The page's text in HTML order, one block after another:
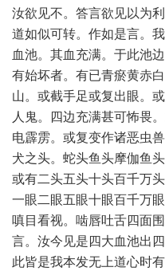
汝欲见不。答言欲见以为
道如似可转。作如是言。
血池。其血充满。于此池
有始坏者。有已青瘀黄赤
山。或截手足或复出眼。
人鬼。四边充满甚可怖畏
电霹雳。或复变作诸恶虫
犬之头。蛇头鱼头摩伽鱼
或有二头五头十头百千万
一眼二眼五眼十眼百千万
嗔目看视。啮唇吐舌四面
言。汝今见是四大血池出
此皆是我本发无上道心时